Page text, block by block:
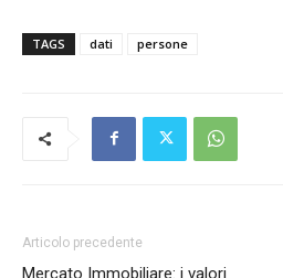
TAGS dati persone
Articolo precedente
Mercato Immobiliare: i valori